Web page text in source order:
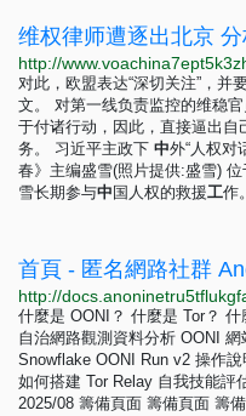
对此，欧盟表达“深切关注”，并
文。 对第一线负责监控的维稳
于付诸行动，因此，直接逼出
务。 习近平主政下 中外“人权对
春》主编盛雪(照片提供:盛雪)
雪长期参与中 国人权的救援工作。
首頁 - 匿名網路社群
什麼是 OONI？ 什麼是 Tor？
自治網路觀測資料分析 OONI 網
Snowflake OONI Run v2 操作
如何搭建 Tor Relay 自我技能評
2025/08 籌備頁面 籌備頁面 籌